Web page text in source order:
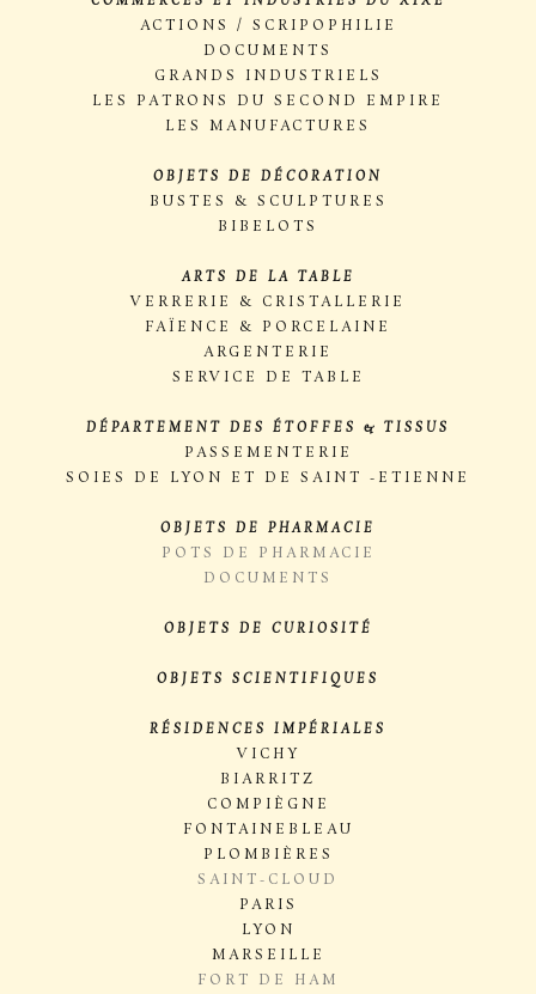
ACTIONS / SCRIPOPHILIE
DOCUMENTS
GRANDS INDUSTRIELS
LES PATRONS DU SECOND EMPIRE
LES MANUFACTURES
OBJETS DE DÉCORATION
BUSTES & SCULPTURES
BIBELOTS
ARTS DE LA TABLE
VERRERIE & CRISTALLERIE
FAÏENCE & PORCELAINE
ARGENTERIE
SERVICE DE TABLE
DÉPARTEMENT DES ÉTOFFES & TISSUS
PASSEMENTERIE
SOIES DE LYON ET DE SAINT -ETIENNE
OBJETS DE PHARMACIE
POTS DE PHARMACIE
DOCUMENTS
OBJETS DE CURIOSITÉ
OBJETS SCIENTIFIQUES
RÉSIDENCES IMPÉRIALES
VICHY
BIARRITZ
COMPIÈGNE
FONTAINEBLEAU
PLOMBIÈRES
SAINT-CLOUD
PARIS
LYON
MARSEILLE
FORT DE HAM